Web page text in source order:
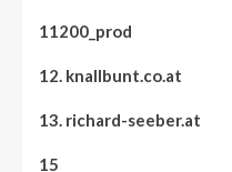
11200_prod
12. knallbunt.co.at
13. richard-seeber.at
15